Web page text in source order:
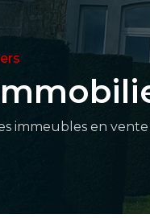
immeubles en